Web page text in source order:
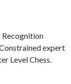
expert
Level Chess.